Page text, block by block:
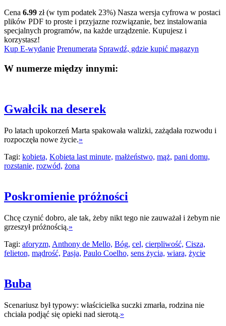
Cena 6.99 zł (w tym podatek 23%) Nasza wersja cyfrowa w postaci
plików PDF to proste i przyjazne rozwiązanie, bez instalowania
specjalnych programów, na każde urządzenie. Kupujesz i
korzystasz!
Kup E-wydanie Prenumerata Sprawdź, gdzie kupić magazyn
W numerze między innymi:
Gwałcik na deserek
Po latach upokorzeń Marta spakowała walizki, zażądała rozwodu i
rozpoczęła nowe życie.»
Tagi: kobieta, Kobieta last minute, małżeństwo, mąż, pani domu,
rozstanie, rozwód, żona
Poskromienie próżności
Chcę czynić dobro, ale tak, żeby nikt tego nie zauważał i żebym nie
grzeszył próżnością.»
Tagi: aforyzm, Anthony de Mello, Bóg, cel, cierpliwość, Cisza,
felieton, mądrość, Pasja, Paulo Coelho, sens życia, wiara, życie
Buba
Scenariusz był typowy: właścicielka suczki zmarła, rodzina nie
chciała podjąć się opieki nad sierotą.»